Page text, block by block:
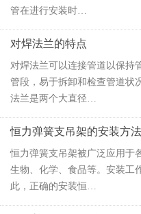
管在进行安装时…
对焊法兰的特点
对焊法兰可以连接管道以保持
管段，易于拆卸和检查管道状
法兰是两个大直径…
恒力弹簧支吊架的安装方法
恒力弹簧支吊架被广泛应用于
生物、化学、食品等。安装工
此，正确的安装恒…